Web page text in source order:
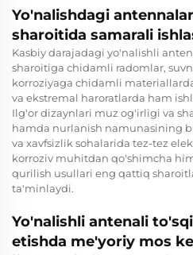
Yo'nalishdagi
sharoitida samarali
Kasbiy darajadagi yo'nalishli
sharoitiga chidamli radomlar,
korroziyaga chidamli
va ekstremal haroratlarda ham
Ilg'or dizaynlari muz og'irligi va
hamda nurlanish namunasining
va xavfsizlik sohalarida tez-tez
korroziv muhitdan qo'shimcha
qurilish usullari eng qattiq
ta'minlaydi.
Yo'nalishli antenali
etishda me'yoriy mos